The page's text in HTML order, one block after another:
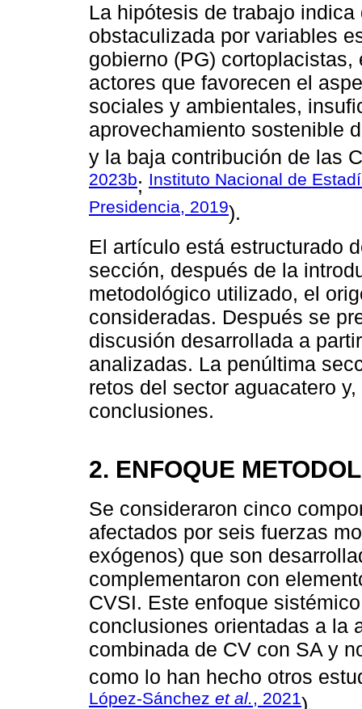
La hipótesis de trabajo
obstaculizada por variables
gobierno (PG)
actores que favorecen el
sociales y ambientales,
aprovechamiento sostenible
y la baja contribución de las
2023b; Instituto Nacional de
Presidencia, 2019).
El artículo está estructurado
sección, después de la
metodológico utilizado, el
consideradas. Después se
discusión desarrollada a
analizadas. La penúltima
retos del sector aguacatero
conclusiones.
2. ENFOQUE
Se consideraron cinco
afectados por seis fuerzas
exógenos) que son
complementaron con
CVSI. Este enfoque
conclusiones orientadas a la
combinada de CV con SA y
como lo han hecho otros
López-Sánchez et al., 2021